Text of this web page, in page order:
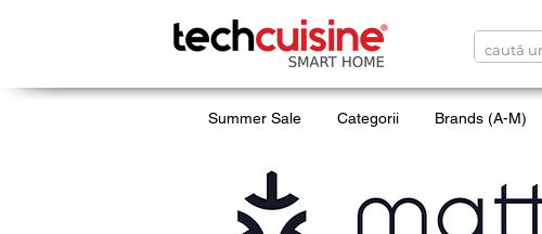
Summer Sale Categorii Brands (A-M)
Dispozitive Smart Home